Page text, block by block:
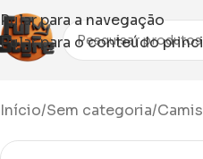
Pular para a navegação
Pular para o conteúdo
Início Sem categoria